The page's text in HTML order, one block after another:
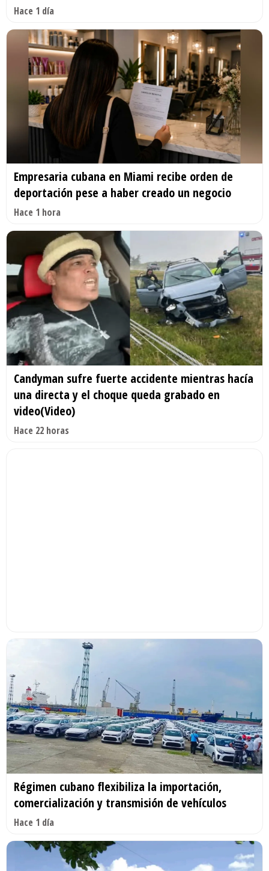
Hace 1 día
Empresaria cubana en Miami recibe orden de
deportación pese a haber creado un negocio
Hace 1 hora
Candyman sufre fuerte accidente mientras hacía
una directa y el choque queda grabado en
video(Video)
Hace 22 horas
Régimen cubano flexibiliza la importación,
comercialización y transmisión de vehículos
Hace 1 día